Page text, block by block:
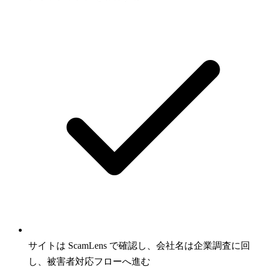
サイトは ScamLens で確認し、会社名は企業調査に回
し、被害者対応フローへ進む